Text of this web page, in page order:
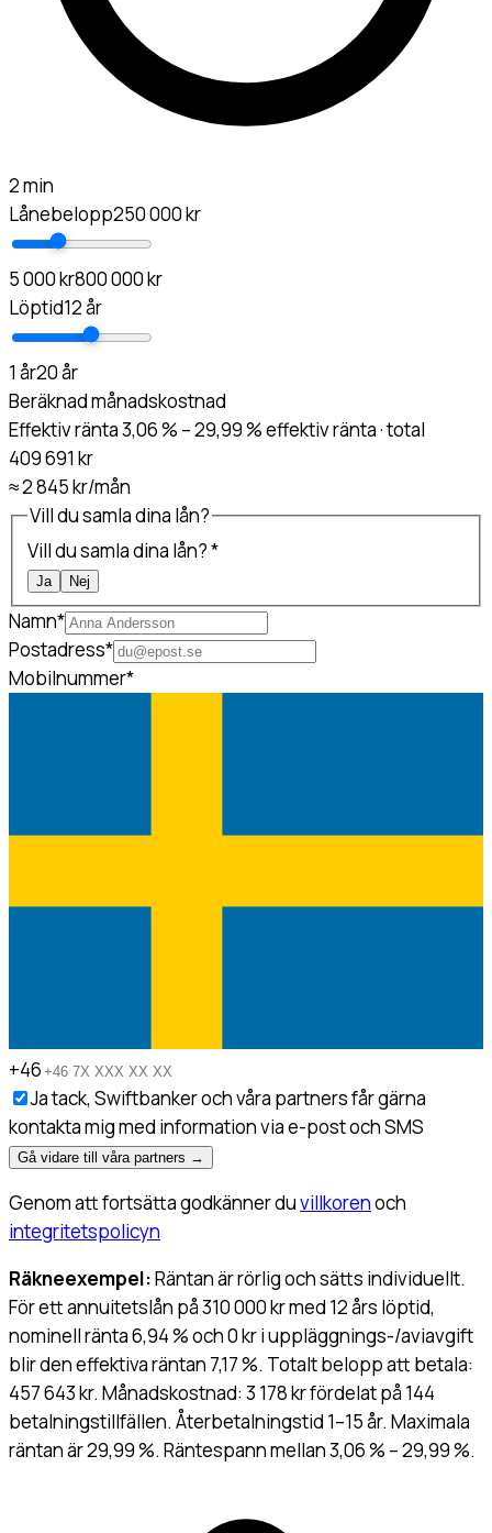
2 min
Lånebelopp250 000 kr
5 000 kr800 000 kr
Löptid12 år
1 år20 år
Beräknad månadskostnad
Effektiv ränta 3,06 % – 29,99 % effektiv ränta · total
409 691 kr
≈2 845 kr/mån
Vill du samla dina lån?
Vill du samla dina lån?*
Ja Nej
Namn*
Postadress*
Mobilnummer*
+46
Ja tack, Swiftbanker och våra partners får gärna
kontakta mig med information via e-post och SMS
Gå vidare till våra partners →
Genom att fortsätta godkänner duvillkorenoch
integritetspolicyn
Räkneexempel:Räntan är rörlig och sätts individuellt.
För ett annuitetslån på 310 000 kr med 12 års löptid,
nominell ränta 6,94 % och 0 kr i uppläggnings-/aviavgift
blir den effektiva räntan 7,17 %. Totalt belopp att betala:
457 643 kr. Månadskostnad: 3 178 kr fördelat på 144
betalningstillfällen. Återbetalningstid 1–15 år. Maximala
räntan är 29,99 %. Räntespann mellan 3,06 % – 29,99 %.